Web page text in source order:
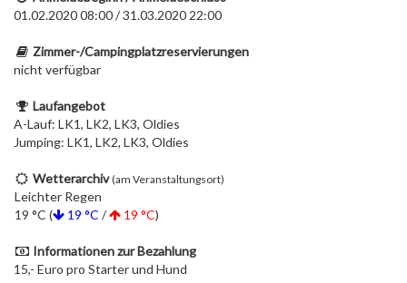
01.02.2020 08:00 / 31.03.2020 22:00
Zimmer-/Campingplatzreservierungen
nicht verfügbar
Laufangebot
A-Lauf: LK1, LK2, LK3, Oldies
Jumping: LK1, LK2, LK3, Oldies
Wetterarchiv (am Veranstaltungsort)
Leichter Regen
19 °C (
19 °C / 19 °C)
Informationen zur Bezahlung
15,- Euro pro Starter und Hund